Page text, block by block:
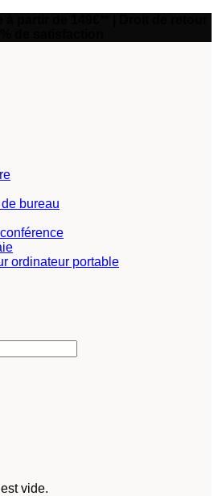
bureau
ordinateur portable
vide.